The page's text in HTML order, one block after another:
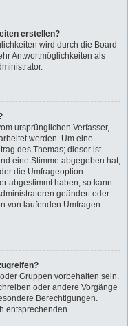
erstellen?
wird durch die Board-
Antwortmöglichkeiten als
ursprünglichen Verfasser,
werden. Um eine
des Themas; dieser ist
eine Stimme abgegeben hat,
die Umfrageoption
abgestimmt haben, so kann
geändert oder
von laufenden Umfragen
Gruppen vorbehalten sein.
oder andere Vorgänge
Berechtigungen.
entsprechenden